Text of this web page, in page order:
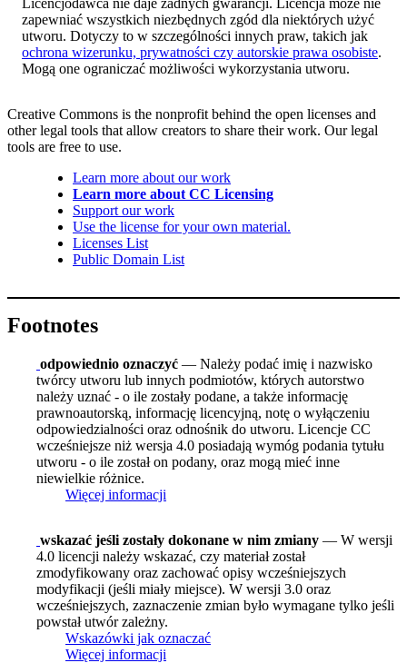
Licencjodawca nie daje żadnych gwarancji. Licencja może nie
zapewniać wszystkich niezbędnych zgód dla niektórych użyć
utworu. Dotyczy to w szczególności innych praw, takich jak
ochrona wizerunku, prywatności czy autorskie prawa osobiste.
Mogą one ograniczać możliwości wykorzystania utworu.
Creative Commons is the nonprofit behind the open licenses and
other legal tools that allow creators to share their work. Our legal
tools are free to use.
Learn more about our work
Learn more about CC Licensing
Support our work
Use the license for your own material.
Licenses List
Public Domain List
Footnotes
odpowiednio oznaczyć — Należy podać imię i nazwisko
twórcy utworu lub innych podmiotów, których autorstwo
należy uznać - o ile zostały podane, a także informację
prawnoautorską, informację licencyjną, notę o wyłączeniu
odpowiedzialności oraz odnośnik do utworu. Licencje CC
wcześniejsze niż wersja 4.0 posiadają wymóg podania tytułu
utworu - o ile został on podany, oraz mogą mieć inne
niewielkie różnice.
Więcej informacji
wskazać jeśli zostały dokonane w nim zmiany — W wersji
4.0 licencji należy wskazać, czy materiał został
zmodyfikowany oraz zachować opisy wcześniejszych
modyfikacji (jeśli miały miejsce). W wersji 3.0 oraz
wcześniejszych, zaznaczenie zmian było wymagane tylko jeśli
powstał utwór zależny.
Wskazówki jak oznaczać
Więcej informacji